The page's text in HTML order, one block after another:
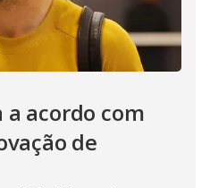
a acordo com
de